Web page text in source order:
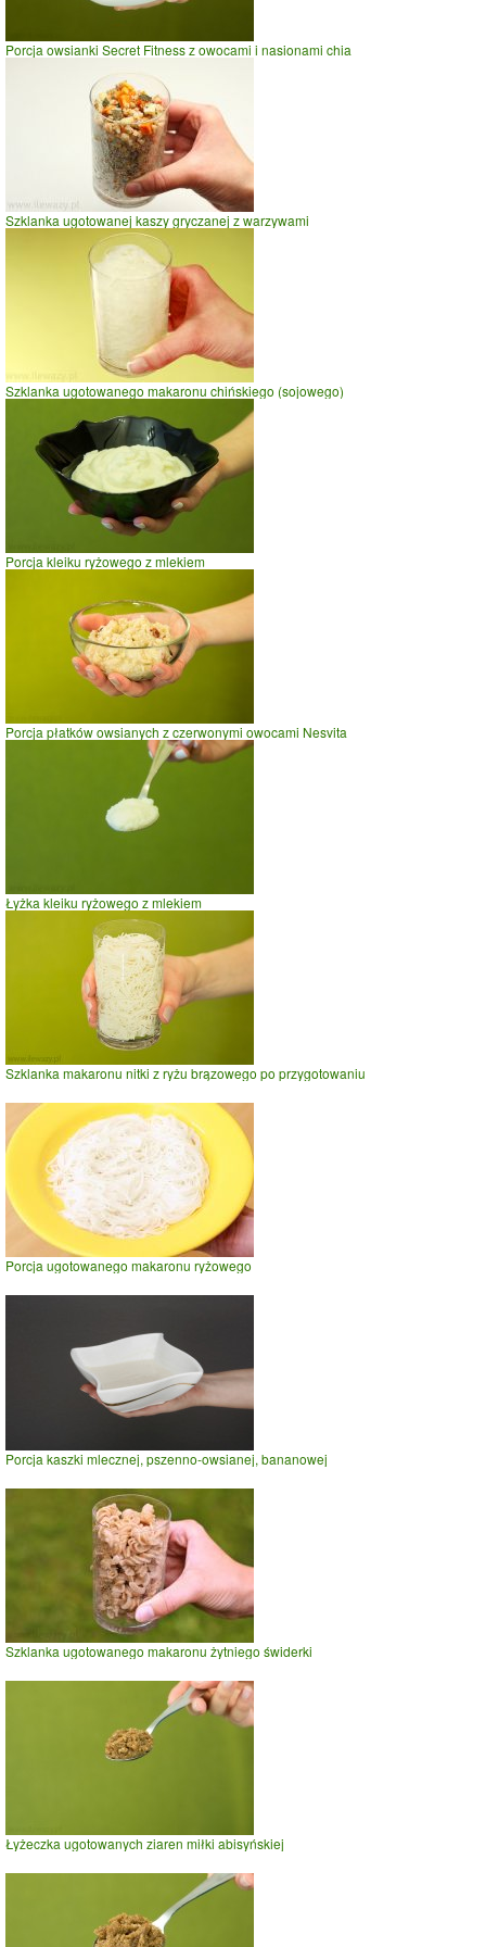
0
szybki taniec,trucht
prasowanie
prowadzenie samochodu
Porcja owsianki Secret Fitness z owocami i nasionami chia
Szklanka ugotowanej kaszy gryczanej z warzywami
Szklanka ugotowanego makaronu chińskiego (sojowego)
Porcja kleiku ryżowego z mlekiem
Porcja płatków owsianych z czerwonymi owocami Nesvita
Łyżka kleiku ryżowego z mlekiem
Szklanka makaronu nitki z ryżu brązowego po przygotowaniu
Porcja ugotowanego makaronu ryżowego
Porcja kaszki mlecznej, pszenno-owsianej, bananowej
Szklanka ugotowanego makaronu żytniego świderki
Łyżeczka ugotowanych ziaren miłki abisyńskiej